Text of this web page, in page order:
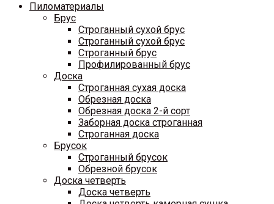
Пиломатериалы
Брус
Строганный сухой брус
Строганный сухой брус
Строганный брус
Профилированный брус
Доска
Строганная сухая доска
Обрезная доска
Обрезная доска 2-й сорт
Заборная доска строганная
Строганная доска
Брусок
Строганный брусок
Обрезной брусок
Доска четверть
Доска четверть